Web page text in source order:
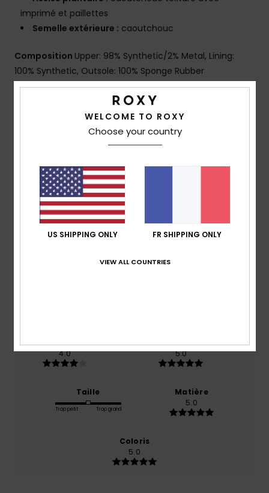
imprimé et paillettes
Semelle extérieure : caoutchouc
Composition Upper: 98% Synthetic/2% Metal, Lining:
100% Synthetic, Outsole: 100% Sponge Rubber
Traçabilité du produit (Loi Agec)
Livraison & Retours
Avis clients
Note moyenne
5.0/5
Confort
4.0
Rapport qualité / prix
5.0
Taille
Trop petit Trop grand
Matière
5.0
Coloris
5.0
WELCOME TO ROXY
Choose your country
US SHIPPING ONLY FR SHIPPING ONLY
VIEW ALL COUNTRIES